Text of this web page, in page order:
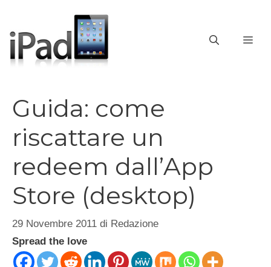
contenuto
Guida: come
riscattare un
redeem dall’App
Store (desktop)
29 Novembre 2011 di Redazione
Spread the love